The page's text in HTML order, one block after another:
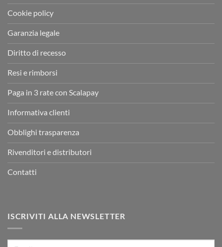
Cookie policy
Garanzia legale
Diritto di recesso
Resi e rimborsi
Paga in 3 rate con Scalapay
Informativa clienti
Obblighi trasparenza
Rivenditori e distributori
Contatti
ISCRIVITI ALLA NEWSLETTER